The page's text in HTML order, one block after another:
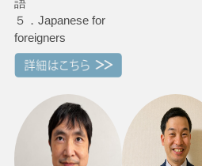
語
５．Japanese for
foreigners